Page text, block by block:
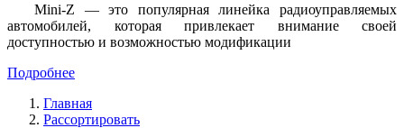
Mini-Z — это популярная линейка радиоуправляемых
автомобилей, которая привлекает внимание своей
доступностью и возможностью модификации
Подробнее
Главная
Рассортировать